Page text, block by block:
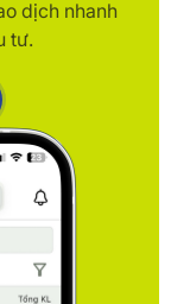
dịch nhanh
tư.